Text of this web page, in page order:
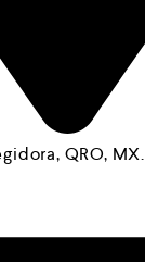
QRO, MX.